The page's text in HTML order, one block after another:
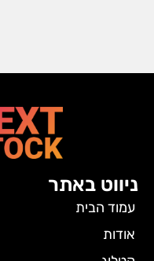
ניווט באתר
עמוד הבית
אודות